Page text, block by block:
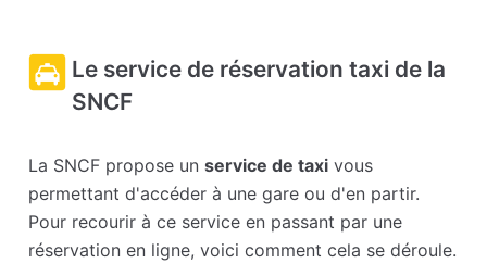
Le service de réservation taxi de la
SNCF
La SNCF propose unservice de taxi vous
permettant d'accéder à une gare ou d'en partir.
Pour recourir à ce service en passant par une
réservation en ligne, voici comment cela se déroule.